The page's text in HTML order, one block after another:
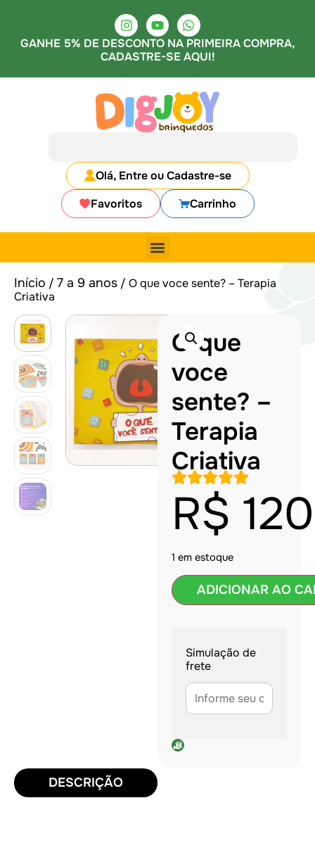
GANHE 5% DE DESCONTO NA PRIMEIRA COMPRA,
CADASTRE-SE AQUI!
Olá, Entre ou Cadastre-se
Favoritos
Carrinho
Início / 7 a 9 anos / O que voce sente? – Terapia
Criativa
O que
voce
sente? –
Terapia
Criativa
R$
1 em estoque
ADICIONAR AO
Simulação de
frete
DESCRIÇÃO